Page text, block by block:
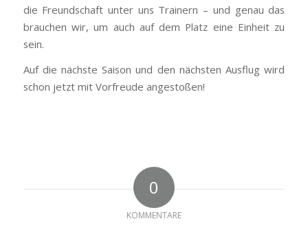
die Freundschaft unter uns Trainern – und genau das
brauchen wir, um auch auf dem Platz eine Einheit zu
sein.
Auf die nächste Saison und den nächsten Ausflug wird
schon jetzt mit Vorfreude angestoßen!
0
KOMMENTARE